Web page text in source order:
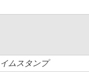
ムスタンプ